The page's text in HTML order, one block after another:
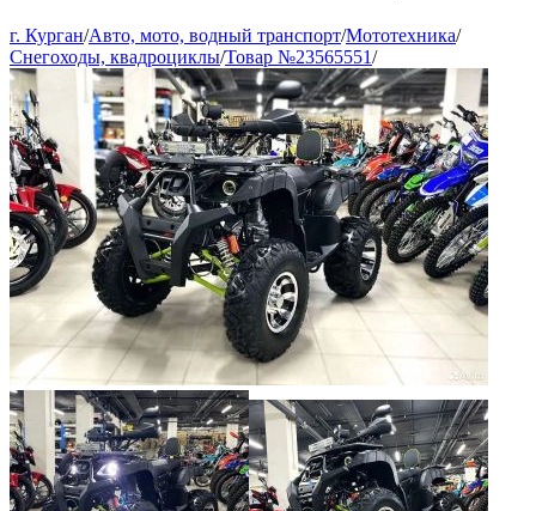
г. Курган/Авто, мото, водный транспорт/Мототехника/
Снегоходы, квадроциклы/Товар №23565551/